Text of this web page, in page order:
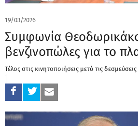
19/03/2026
Συμφωνία
βενζινοπώλες για το
Τέλος στις κινητοποιήσεις μετά τις